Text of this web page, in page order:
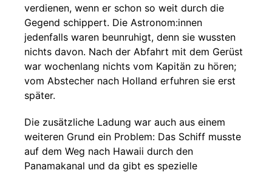
verdienen, wenn er schon so weit durch die
Gegend schippert. Die Astronom:innen
jedenfalls waren beunruhigt, denn sie wussten
nichts davon. Nach der Abfahrt mit dem Gerüst
war wochenlang nichts vom Kapitän zu hören;
vom Abstecher nach Holland erfuhren sie erst
später.
Die zusätzliche Ladung war auch aus einem
weiteren Grund ein Problem: Das Schiff musste
auf dem Weg nach Hawaii durch den
Panamakanal und da gibt es spezielle